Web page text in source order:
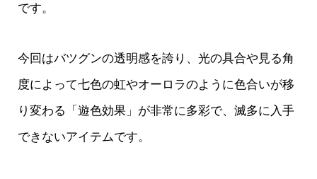
です。
今回はバツグンの透明感を誇り、光の具合や見る角
度によって七色の虹やオーロラのように色合いが移
り変わる「遊色効果」が非常に多彩で、滅多に入手
できないアイテムです。